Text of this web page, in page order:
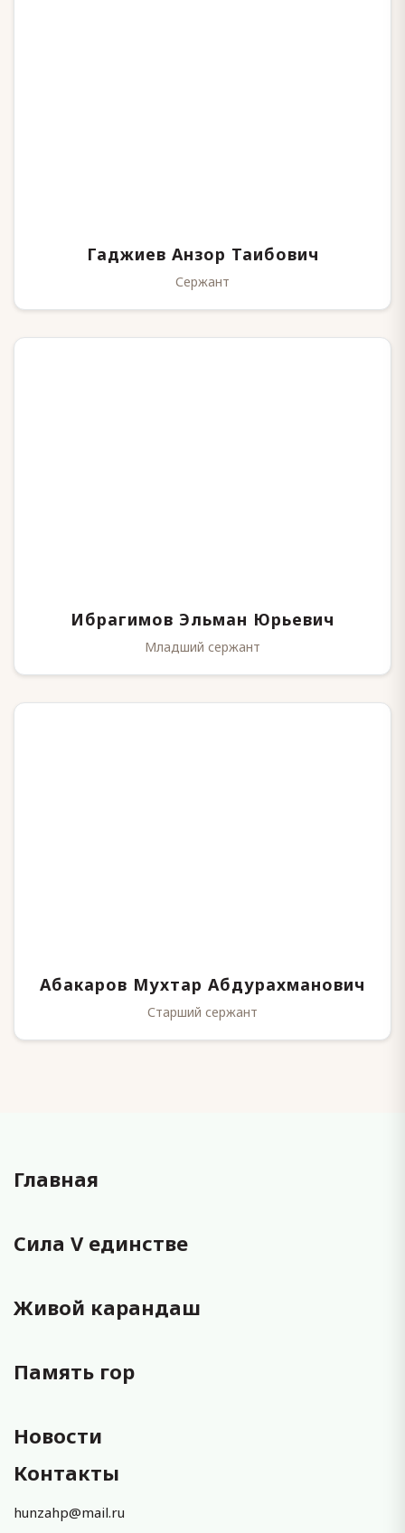
Гаджиев Анзор Таибович
Сержант
Ибрагимов Эльман Юрьевич
Младший сержант
Абакаров Мухтар Абдурахманович
Старший сержант
Главная
Сила V единстве
Живой карандаш
Память гор
Новости
Контакты
hunzahp@mail.ru